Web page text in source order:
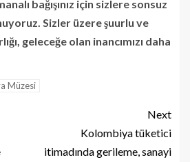
bağışınız için sizlere sonsuz
Sizler üzere şuurlu ve
geleceğe olan inancımızı daha
Müzesi
Next
Kolombiya tüketici
itimadında gerileme, sanayi